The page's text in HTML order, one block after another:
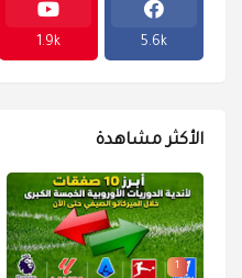
5.6k
1.9k
الأكثر مشاهدة
1